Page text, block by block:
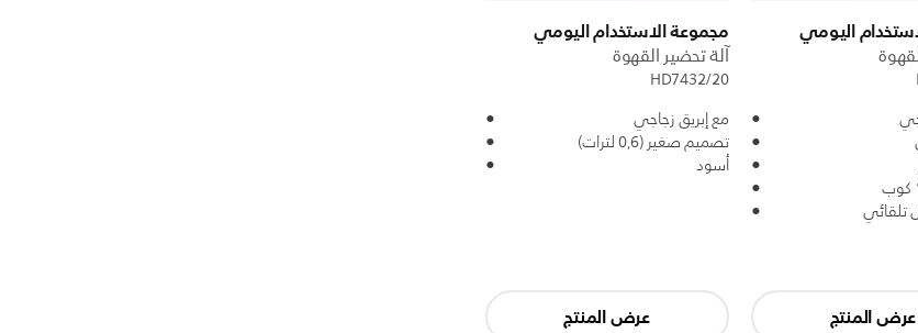
اليومي
تلقائي
عرض المنتج
مجموعة الاستخدام اليومي
آلة تحضير القهوة
HD7432/20
مع إبريق زجاجي
تصميم صغير (0,6 لترات)
أسود
عرض المنتج